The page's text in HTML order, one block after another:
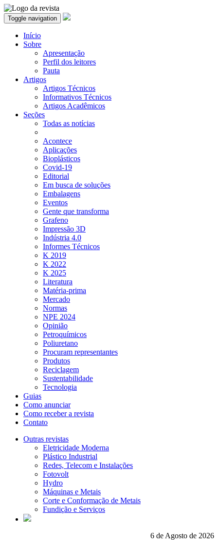
Toggle navigation
Início
Sobre
Apresentação
Perfil dos leitores
Pauta
Artigos
Artigos Técnicos
Informativos Técnicos
Artigos Acadêmicos
Seções
Todas as notícias
Acontece
Aplicações
Bioplásticos
Covid-19
Editorial
Em busca de soluções
Embalagens
Eventos
Gente que transforma
Grafeno
Impressão 3D
Indústria 4.0
Informes Técnicos
K 2019
K 2022
K 2025
Literatura
Matéria-prima
Mercado
Normas
NPE 2024
Opinião
Petroquímicos
Poliuretano
Procuram representantes
Produtos
Reciclagem
Sustentabilidade
Tecnologia
Guias
Como anunciar
Como receber a revista
Contato
Outras revistas
Eletricidade Moderna
Plástico Industrial
Redes, Telecom e Instalações
Fotovolt
Hydro
Máquinas e Metais
Corte e Conformação de Metais
Fundição e Serviços
6 de Agosto de 2026